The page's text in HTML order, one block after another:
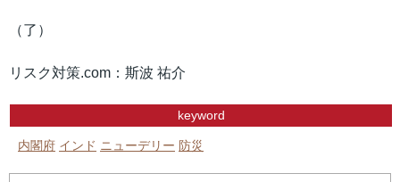
（了）
リスク対策.com：斯波 祐介
keyword
内閣府 インド ニューデリー 防災